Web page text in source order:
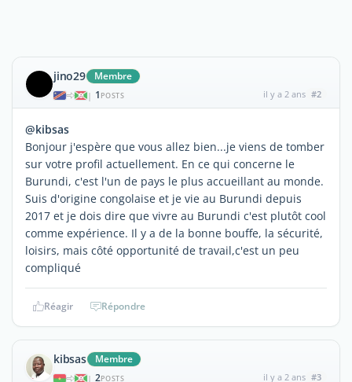
jino29 Membre
| 1 POSTS il y a 2 ans #2
@kibsas
Bonjour j'espère que vous allez bien...je viens de tomber
sur votre profil actuellement. En ce qui concerne le
Burundi, c'est l'un de pays le plus accueillant au monde.
Suis d'origine congolaise et je vie au Burundi depuis
2017 et je dois dire que vivre au Burundi c'est plutôt cool
comme expérience. Il y a de la bonne bouffe, la sécurité,
loisirs, mais côté opportunité de travail,c'est un peu
compliqué
Réagir Répondre
kibsas Membre
| 2POSTS il y a 2 ans #3